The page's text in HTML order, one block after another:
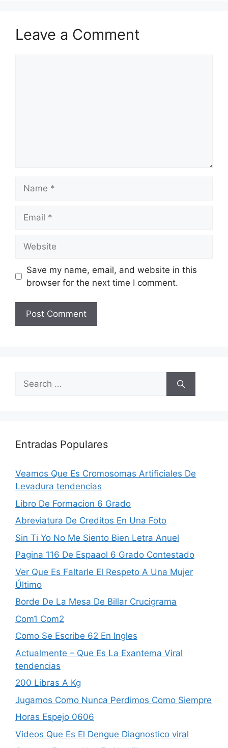
Leave a Comment
Save my name, email, and website in this
browser for the next time I comment.
Search
for:
Entradas Populares
Veamos Que Es Cromosomas Artificiales De
Levadura tendencias
Libro De Formacion 6 Grado
Abreviatura De Creditos En Una Foto
Sin Ti Yo No Me Siento Bien Letra Anuel
Pagina 116 De Espaaol 6 Grado Contestado
Ver Que Es Faltarle El Respeto A Una Mujer
Último
Borde De La Mesa De Billar Crucigrama
Com1 Com2
Como Se Escribe 62 En Ingles
Actualmente – Que Es La Exantema Viral
tendencias
200 Libras A Kg
Jugamos Como Nunca Perdimos Como Siempre
Horas Espejo 0606
Videos Que Es El Dengue Diagnostico viral